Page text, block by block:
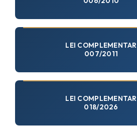
LEI COMPLEMENTAR
007/2011
LEI COMPLEMENTAR
018/2026